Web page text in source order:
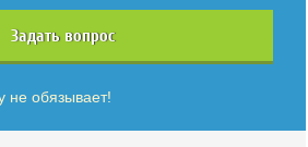
Задать вопрос
не обязывает!